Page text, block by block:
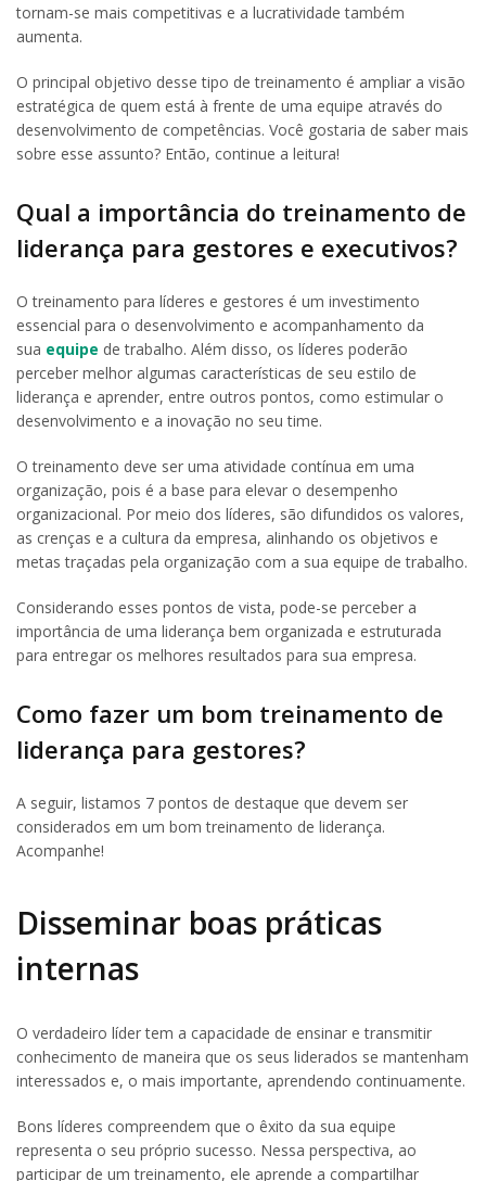
tornam-se mais competitivas e a lucratividade também
aumenta.
O principal objetivo desse tipo de treinamento é ampliar a visão
estratégica de quem está à frente de uma equipe através do
desenvolvimento de competências. Você gostaria de saber mais
sobre esse assunto? Então, continue a leitura!
Qual a importância do treinamento de
liderança para gestores e executivos?
O treinamento para líderes e gestores é um investimento
essencial para o desenvolvimento e acompanhamento da
sua equipe de trabalho. Além disso, os líderes poderão
perceber melhor algumas características de seu estilo de
liderança e aprender, entre outros pontos, como estimular o
desenvolvimento e a inovação no seu time.
O treinamento deve ser uma atividade contínua em uma
organização, pois é a base para elevar o desempenho
organizacional. Por meio dos líderes, são difundidos os valores,
as crenças e a cultura da empresa, alinhando os objetivos e
metas traçadas pela organização com a sua equipe de trabalho.
Considerando esses pontos de vista, pode-se perceber a
importância de uma liderança bem organizada e estruturada
para entregar os melhores resultados para sua empresa.
Como fazer um bom treinamento de
liderança para gestores?
A seguir, listamos 7 pontos de destaque que devem ser
considerados em um bom treinamento de liderança.
Acompanhe!
Disseminar boas práticas
internas
O verdadeiro líder tem a capacidade de ensinar e transmitir
conhecimento de maneira que os seus liderados se mantenham
interessados e, o mais importante, aprendendo continuamente.
Bons líderes compreendem que o êxito da sua equipe
representa o seu próprio sucesso. Nessa perspectiva, ao
participar de um treinamento, ele aprende a compartilhar